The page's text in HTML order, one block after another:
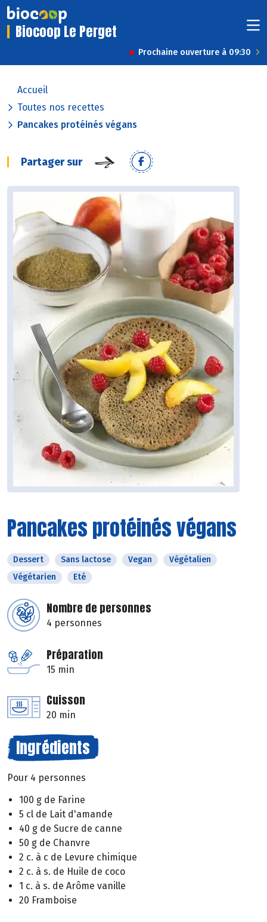
Biocoop Le Perget
Prochaine ouverture à 09:30
Accueil
Toutes nos recettes
Pancakes protéinés végans
Partager sur
Pancakes protéinés végans
Dessert Sans lactose Vegan
Végétalien
Végétarien
Eté
Nombre de personnes
4 personnes
Préparation
15 min
Cuisson
20 min
Ingrédients
Pour 4 personnes
100 g de Farine
5 cl de Lait d'amande
40 g de Sucre de canne
50 g de Chanvre
2 c. à c de Levure chimique
2 c. à s. de Huile de coco
1 c. à s. de Arôme vanille
20 Framboise